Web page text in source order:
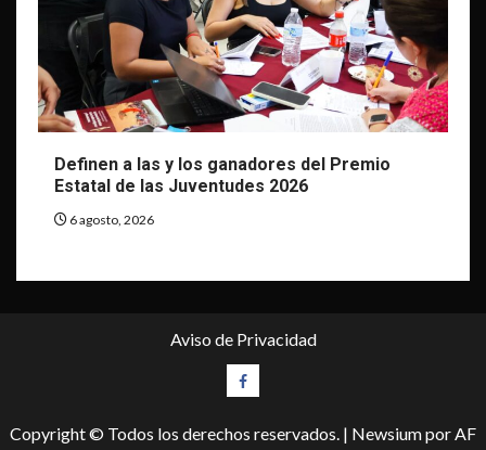
Definen a las y los ganadores del Premio
Estatal de las Juventudes 2026
6 agosto, 2026
Aviso de Privacidad
Facebook
Copyright © Todos los derechos reservados. | Newsiumpor AF